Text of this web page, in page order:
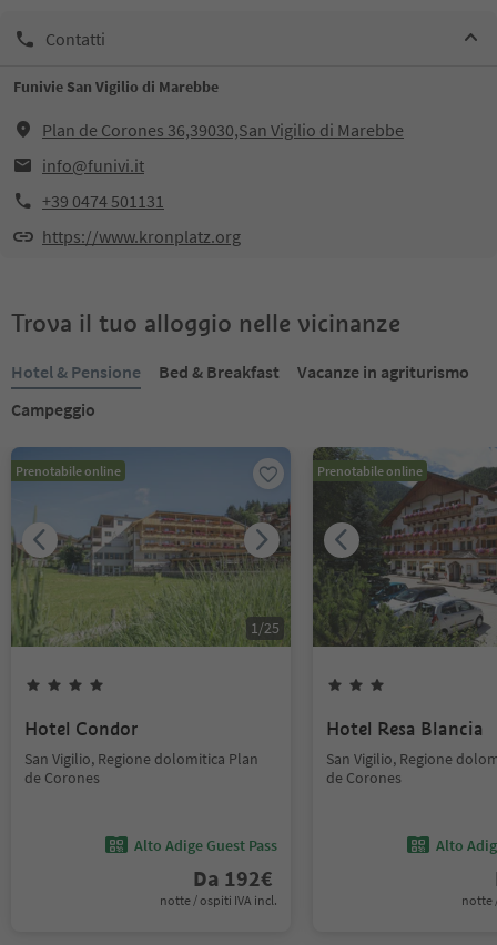
Contatti
Funivie San Vigilio di Marebbe
Plan de Corones 36,39030,San Vigilio di Marebbe
info@funivi.it
+39 0474 501131
https://www.kronplatz.org
Trova il tuo alloggio nelle vicinanze
Hotel & Pensione Bed & Breakfast
Vacanze in agriturismo
Campeggio
Prenotabile online
1/25
Hotel Condor
San Vigilio, Regione dolomitica Plan
de Corones
Alto Adige Guest Pass
Da 192€
notte / ospiti IVA incl.
Prenotabile online
Hotel Resa Blancia
San Vigilio, Regione
de Corones
Alto
notte